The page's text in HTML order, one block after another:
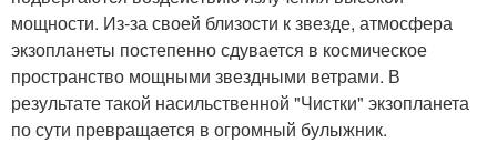
мощности. Из-за своей близости к звезде, атмосфера
экзопланеты постепенно сдувается в космическое
пространство мощными звездными ветрами. В
результате такой насильственной "Чистки" экзопланета
по сути превращается в огромный булыжник.